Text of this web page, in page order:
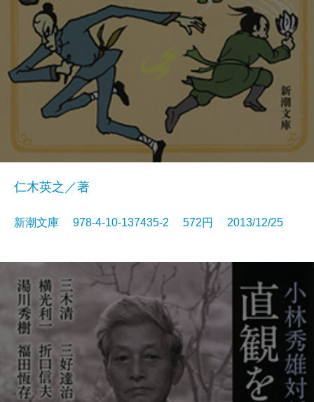
仁木英之／著
新潮文庫 978-4-10-137435-2 572円 2013/12/25